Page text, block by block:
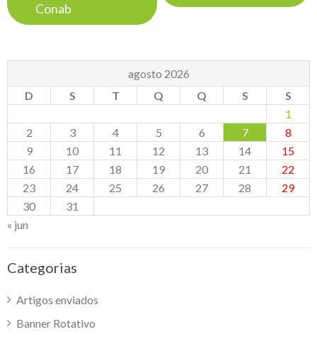
Conab
agosto 2026
D
S T Q Q S
S
1
2
3 4 5 6 7
8
9
10 11 12 13 14
15
16
17 18 19 20 21
22
23
24 25 26 27 28
29
30
31
« jun
Categorias
Artigos enviados
Banner Rotativo